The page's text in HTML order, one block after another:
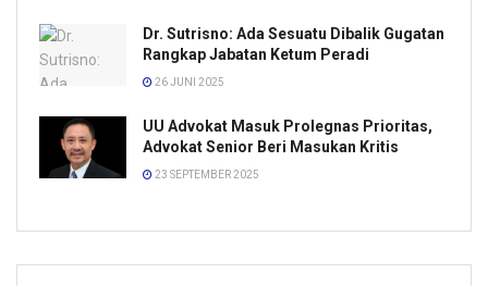
Dr. Sutrisno: Ada Sesuatu Dibalik Gugatan
Rangkap Jabatan Ketum Peradi
26 JUNI 2025
UU Advokat Masuk Prolegnas Prioritas,
Advokat Senior Beri Masukan Kritis
23 SEPTEMBER 2025